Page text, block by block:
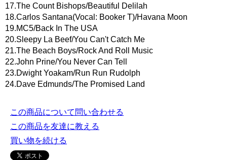
17.The Count Bishops/Beautiful Delilah
18.Carlos Santana(Vocal: Booker T)/Havana Moon
19.MC5/Back In The USA
20.Sleepy La Beef/You Can't Catch Me
21.The Beach Boys/Rock And Roll Music
22.John Prine/You Never Can Tell
23.Dwight Yoakam/Run Run Rudolph
24.Dave Edmunds/The Promised Land
この商品について問い合わせる
この商品を友達に教える
買い物を続ける